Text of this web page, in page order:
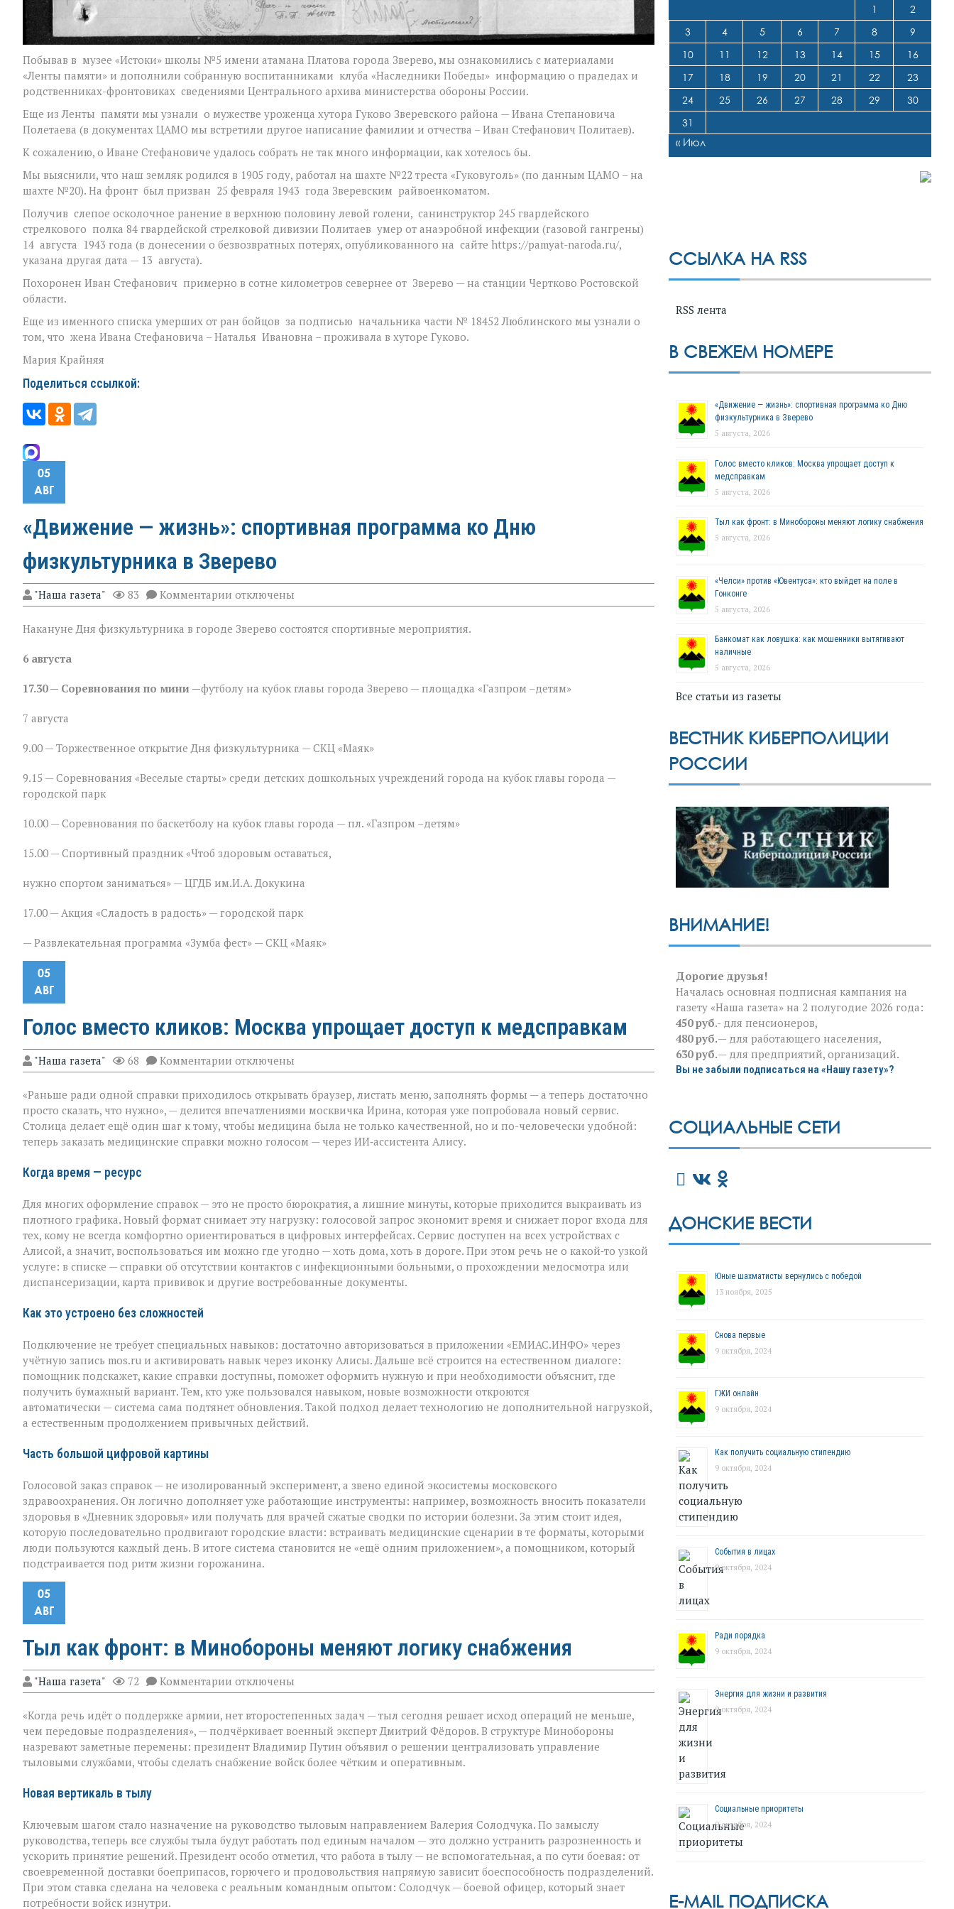
Побывав в музее «Истоки» школы №5 имени атамана Платова города Зверево, мы ознакомились с материалами
«Ленты памяти» и дополнили собранную воспитанниками клуба «Наследники Победы» информацию о прадедах и
родственниках-фронтовиках сведениями Центрального архива министерства обороны России.
Еще из Ленты памяти мы узнали о мужестве уроженца хутора Гуково Зверевского района — Ивана Степановича
Полетаева (в документах ЦАМО мы встретили другое написание фамилии и отчества – Иван Стефанович Политаев).
К сожалению, о Иване Стефановиче удалось собрать не так много информации, как хотелось бы.
Мы выяснили, что наш земляк родился в 1905 году, работал на шахте №22 треста «Гуковуголь» (по данным ЦАМО – на
шахте №20). На фронт был призван 25 февраля 1943 года Зверевским райвоенкоматом.
Получив слепое осколочное ранение в верхнюю половину левой голени, санинструктор 245 гвардейского
стрелкового полка 84 гвардейской стрелковой дивизии Политаев умер от анаэробной инфекции (газовой гангрены)
14 августа 1943 года (в донесении о безвозвратных потерях, опубликованного на сайте https://pamyat-naroda.ru/,
указана другая дата — 13 августа).
Похоронен Иван Стефанович примерно в сотне километров севернее от Зверево — на станции Чертково Ростовской
области.
Еще из именного списка умерших от ран бойцов за подписью начальника части № 18452 Люблинского мы узнали о
том, что жена Ивана Стефановича – Наталья Ивановна – проживала в хуторе Гуково.
Мария Крайняя
Поделиться ссылкой:
05
АВГ
«Движение — жизнь»: спортивная программа ко Дню
физкультурника в Зверево
"Наша газета" 83 Комментарии к
записи
спортивная
в
отключены
Накануне Дня физкультурника в городе Зверево состоятся спортивные мероприятия.
6 августа
17.30 — Соревнования по мини —футболу на кубок главы города Зверево — площадка «Газпром –детям»
7 августа
9.00 — Торжественное открытие Дня физкультурника — СКЦ «Маяк»
9.15 — Соревнования «Веселые старты» среди детских дошкольных учреждений города на кубок главы города —
городской парк
10.00 — Соревнования по баскетболу на кубок главы города — пл. «Газпром –детям»
15.00 — Спортивный праздник «Чтоб здоровым оставаться,
нужно спортом заниматься» — ЦГДБ им.И.А. Докукина
17.00 — Акция «Сладость в радость» — городской парк
— Развлекательная программа «Зумба фест» — СКЦ «Маяк»
05
АВГ
Голос вместо кликов: Москва упрощает доступ к медсправкам
"Наша газета" 68 Комментарии к
записи
вместо
кликов:
Москва
упрощает
доступ
отключены
«Раньше ради одной справки приходилось открывать браузер, листать меню, заполнять формы — а теперь достаточно
просто сказать, что нужно», — делится впечатлениями москвичка Ирина, которая уже попробовала новый сервис.
Столица делает ещё один шаг к тому, чтобы медицина была не только качественной, но и по-человечески удобной:
теперь заказать медицинские справки можно голосом — через ИИ‑ассистента Алису.
Когда время — ресурс
Для многих оформление справок — это не просто бюрократия, а лишние минуты, которые приходится выкраивать из
плотного графика. Новый формат снимает эту нагрузку: голосовой запрос экономит время и снижает порог входа для
тех, кому не всегда комфортно ориентироваться в цифровых интерфейсах. Сервис доступен на всех устройствах с
Алисой, а значит, воспользоваться им можно где угодно — хоть дома, хоть в дороге. При этом речь не о какой‑то узкой
услуге: в списке — справки об отсутствии контактов с инфекционными больными, о прохождении медосмотра или
диспансеризации, карта прививок и другие востребованные документы.
Как это устроено без сложностей
Подключение не требует специальных навыков: достаточно авторизоваться в приложении «ЕМИАС.ИНФО» через
учётную запись mos.ru и активировать навык через иконку Алисы. Дальше всё строится на естественном диалоге:
помощник подскажет, какие справки доступны, поможет оформить нужную и при необходимости объяснит, где
получить бумажный вариант. Тем, кто уже пользовался навыком, новые возможности откроются
автоматически — система сама подтянет обновления. Такой подход делает технологию не дополнительной нагрузкой,
а естественным продолжением привычных действий.
Часть большой цифровой картины
Голосовой заказ справок — не изолированный эксперимент, а звено единой экосистемы московского
здравоохранения. Он логично дополняет уже работающие инструменты: например, возможность вносить показатели
здоровья в «Дневник здоровья» или получать для врачей сжатые сводки по истории болезни. За этим стоит идея,
которую последовательно продвигают городские власти: встраивать медицинские сценарии в те форматы, которыми
люди пользуются каждый день. В итоге система становится не «ещё одним приложением», а помощником, который
подстраивается под ритм жизни горожанина.
05
АВГ
Тыл как фронт: в Минобороны меняют логику снабжения
"Наша газета" 72 Комментарии к
записи
как
фронт:
Минобороны
меняют
отключены
«Когда речь идёт о поддержке армии, нет второстепенных задач — тыл сегодня решает исход операций не меньше,
чем передовые подразделения», — подчёркивает военный эксперт Дмитрий Фёдоров. В структуре Минобороны
назревают заметные перемены: президент Владимир Путин объявил о решении централизовать управление
тыловыми службами, чтобы сделать снабжение войск более чётким и оперативным.
Новая вертикаль в тылу
Ключевым шагом стало назначение на руководство тыловым направлением Валерия Солодчука. По замыслу
руководства, теперь все службы тыла будут работать под единым началом — это должно устранить разрозненность и
ускорить принятие решений. Президент особо отметил, что работа в тылу — не вспомогательная, а по сути боевая: от
своевременной доставки боеприпасов, горючего и продовольствия напрямую зависит боеспособность подразделений.
При этом ставка сделана на человека с реальным командным опытом: Солодчук — боевой офицер, который знает
потребности войск изнутри.
1
2
3
4 5 6 7 8
9
10
11 12 13 14 15
16
17
18 19 20 21 22
23
24
25 26 27 28 29
30
31
« Июл
ССЫЛКА НА RSS
RSS лента
В СВЕЖЕМ НОМЕРЕ
«Движение — жизнь»: спортивная программа ко Дню
физкультурника в Зверево
5 августа, 2026
Голос вместо кликов: Москва упрощает доступ к
медсправкам
5 августа, 2026
Тыл как фронт: в Минобороны меняют логику снабжения
5 августа, 2026
«Челси» против «Ювентуса»: кто выйдет на поле в
Гонконге
5 августа, 2026
Банкомат как ловушка: как мошенники вытягивают
наличные
5 августа, 2026
Все статьи из газеты
ВЕСТНИК КИБЕРПОЛИЦИИ
РОССИИ
ВНИМАНИЕ!
Дорогие друзья!
Началась основная подписная кампания на
газету «Наша газета» на 2 полугодие 2026 года:
450 руб.- для пенсионеров,
480 руб.— для работающего населения,
630 руб.— для предприятий, организаций.
Вы не забыли подписаться на «Нашу газету»?
СОЦИАЛЬНЫЕ СЕТИ
ДОНСКИЕ ВЕСТИ
Юные шахматисты вернулись с победой
13 ноября, 2025
Снова первые
9 октября, 2024
ГЖИ онлайн
9 октября, 2024
Как получить социальную стипендию
9 октября, 2024
События в лицах
9 октября, 2024
Ради порядка
9 октября, 2024
Энергия для жизни и развития
9 октября, 2024
Социальные приоритеты
9 октября, 2024
E-MAIL ПОДПИСКА